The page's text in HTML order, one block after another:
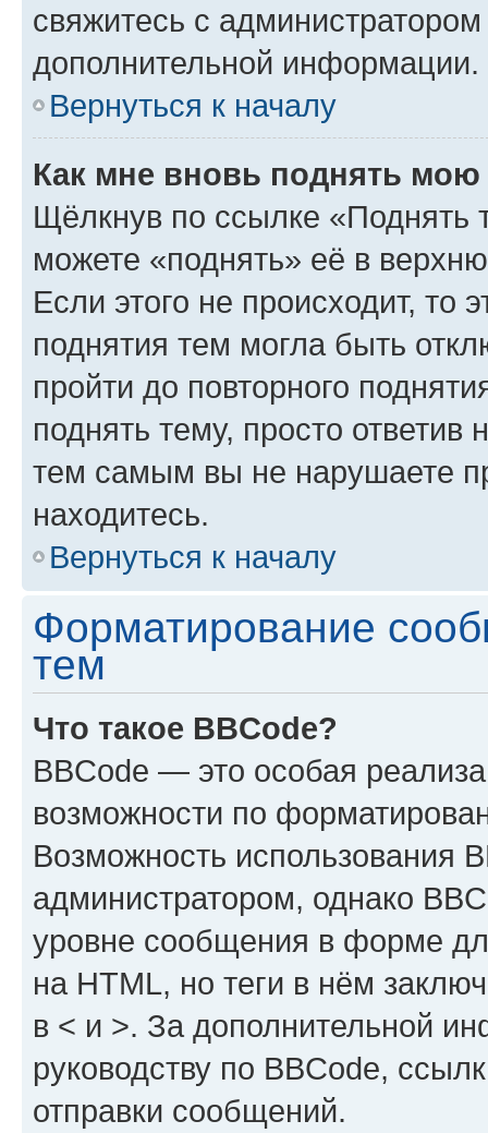
свяжитесь с
дополнительной информации.
Вернуться к началу
Как мне вновь поднять мою
Щёлкнув по ссылке «Поднять
можете «поднять» её в
Если этого не происходит, то
поднятия тем могла быть
пройти до повторного
поднять тему, просто ответив
тем самым вы не нарушаете
находитесь.
Вернуться к началу
Форматирование
тем
Что такое BBCode?
BBCode — это особая
возможности по
Возможность использования
администратором, однако
уровне сообщения в форме
на HTML, но теги в нём
в < и >. За дополнительной
руководству по BBCode,
отправки сообщений.